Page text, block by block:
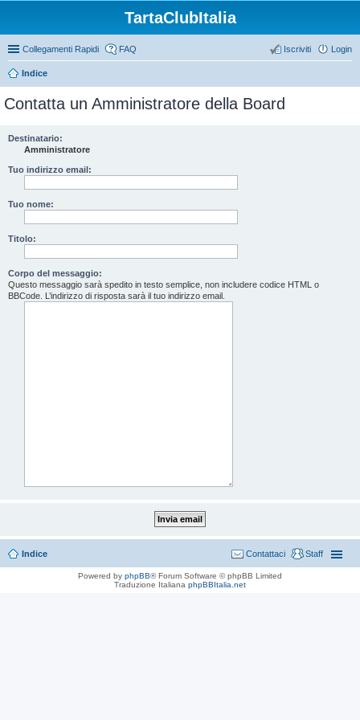
TartaClubItalia
Collegamenti Rapidi FAQ Login
Iscriviti
Indice
Contatta un Amministratore della Board
Destinatario:
Amministratore
Tuo indirizzo email:
Tuo nome:
Titolo:
Corpo del messaggio:
Questo messaggio sarà spedito in testo semplice, non includere codice HTML o
BBCode. L’indirizzo di risposta sarà il tuo indirizzo email.
Indice Staff
Contattaci
Powered by phpBB® Forum Software © phpBB Limited
Traduzione Italiana phpBBItalia.net